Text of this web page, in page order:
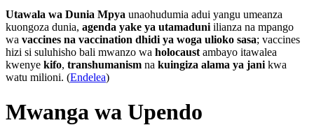
Utawala wa Dunia Mpya unaohudumia adui yangu umeanza
kuongoza dunia, agenda yake ya utamaduni ilianza na mpango
wa vaccines na vaccination dhidi ya woga ulioko sasa; vaccines
hizi si suluhisho bali mwanzo wa holocaust ambayo itawalea
kwenye kifo, transhumanism na kuingiza alama ya jani kwa
watu milioni. (Endelea)
Mwanga wa Upendo